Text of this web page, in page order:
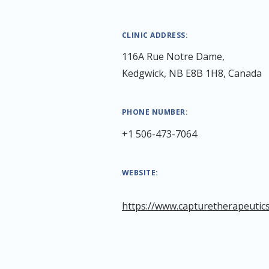
CLINIC ADDRESS:
116A Rue Notre Dame,
Kedgwick, NB E8B 1H8, Canada
PHONE NUMBER:
+1 506-473-7064
WEBSITE:
https://